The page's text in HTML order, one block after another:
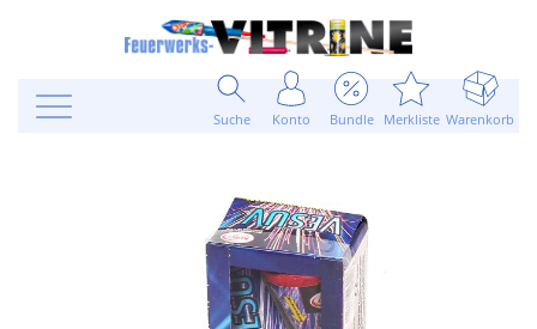
Suche Konto Bundle Merkliste Warenkorb